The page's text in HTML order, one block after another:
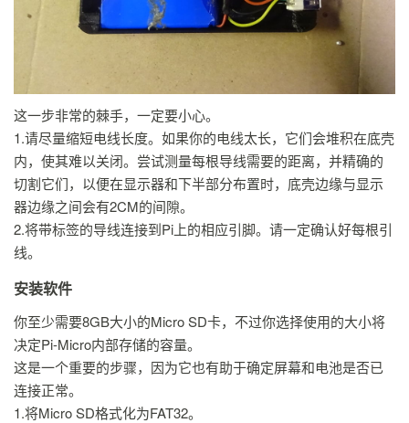
这一步非常的棘手，一定要小心。
1.请尽量缩短电线长度。如果你的电线太长，它们会堆积在底壳
内，使其难以关闭。尝试测量每根导线需要的距离，并精确的
切割它们，以便在显示器和下半部分布置时，底壳边缘与显示
器边缘之间会有2CM的间隙。
2.将带标签的导线连接到Pi上的相应引脚。请一定确认好每根引
线。
安装软件
你至少需要8GB大小的Micro SD卡，不过你选择使用的大小将
决定Pi-Micro内部存储的容量。
这是一个重要的步骤，因为它也有助于确定屏幕和电池是否已
连接正常。
1.将Micro SD格式化为FAT32。